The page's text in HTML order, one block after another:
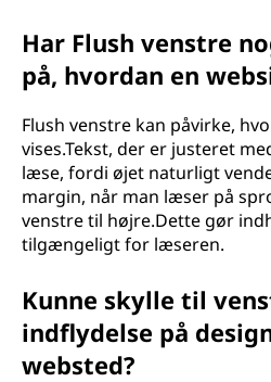
Har Flush venstre
på, hvordan en
Flush venstre kan påvirke,
vises.Tekst, der er justeret
læse, fordi øjet naturligt
margin, når man læser på
venstre til højre.Dette gør
tilgængeligt for læseren.
Kunne skylle til
indflydelse på
websted?